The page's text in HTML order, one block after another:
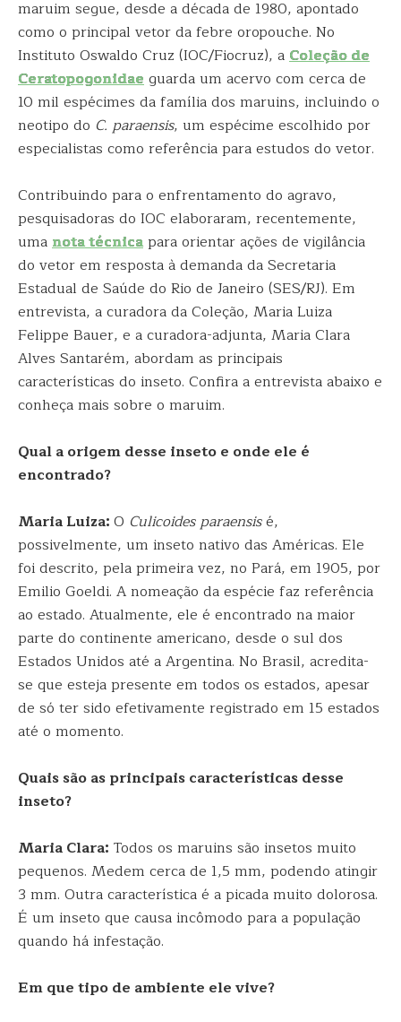
maruim segue, desde a década de 1980, apontado
como o principal vetor da febre oropouche. No
Instituto Oswaldo Cruz (IOC/Fiocruz), aColeção de
Ceratopogonidaeguarda um acervo com cerca de
10 mil espécimes da família dos maruins, incluindo o
neotipo do C. paraensis, um espécime escolhido por
especialistas como referência para estudos do vetor.
Contribuindo para o enfrentamento do agravo,
pesquisadoras do IOC elaboraram, recentemente,
umanota técnicapara orientar ações de vigilância
do vetor em resposta à demanda da Secretaria
Estadual de Saúde do Rio de Janeiro (SES/RJ). Em
entrevista, a curadora da Coleção, Maria Luiza
Felippe Bauer, e a curadora-adjunta, Maria Clara
Alves Santarém, abordam as principais
características do inseto. Confira a entrevista abaixo e
conheça mais sobre o maruim.
Qual a origem desse inseto e onde ele é
encontrado?
Maria Luiza:O Culicoides paraensisé,
possivelmente, um inseto nativo das Américas. Ele
foi descrito, pela primeira vez, no Pará, em 1905, por
Emilio Goeldi. A nomeação da espécie faz referência
ao estado. Atualmente, ele é encontrado na maior
parte do continente americano, desde o sul dos
Estados Unidos até a Argentina. No Brasil, acredita-
se que esteja presente em todos os estados, apesar
de só ter sido efetivamente registrado em 15 estados
até o momento.
Quais são as principais características desse
inseto?
Maria Clara: Todos os maruins são insetos muito
pequenos. Medem cerca de 1,5 mm, podendo atingir
3 mm. Outra característica é a picada muito dolorosa.
É um inseto que causa incômodo para a população
quando há infestação.
Em que tipo de ambiente ele vive?